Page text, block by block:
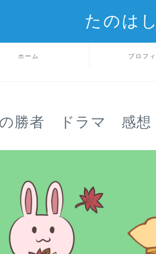
たのは
ホーム プロフ
の勝者 ドラマ 感